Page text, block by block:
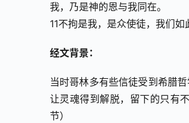
我，乃是神的恩与我同在。
11不拘是我，是众使徒，我们
经文背景：
当时哥林多有些信徒受到希腊
让灵魂得到解脱，留下的只有
节）